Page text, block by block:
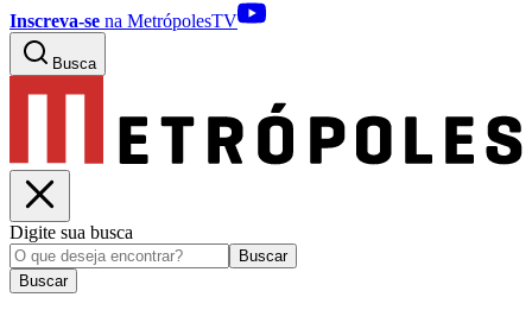
Inscreva-se na MetrópolesTV
Busca
Digite sua busca
Buscar
Buscar